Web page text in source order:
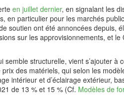
en juillet dernier, en signalant les
en particulier pour les marchés
soutien ont été annoncées depuis,
sur les approvisionnements, et le
semble structurelle, vient s’ajouter
des matériels, qui selon les
intérieur et d’éclairage extérieur,
de 13 % et 15 % (Cf. Modèles de